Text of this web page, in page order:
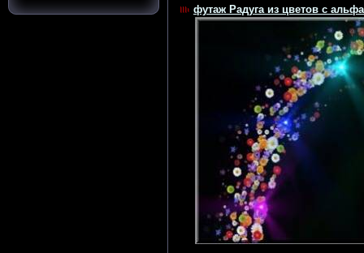
футаж Радуга из цветов с